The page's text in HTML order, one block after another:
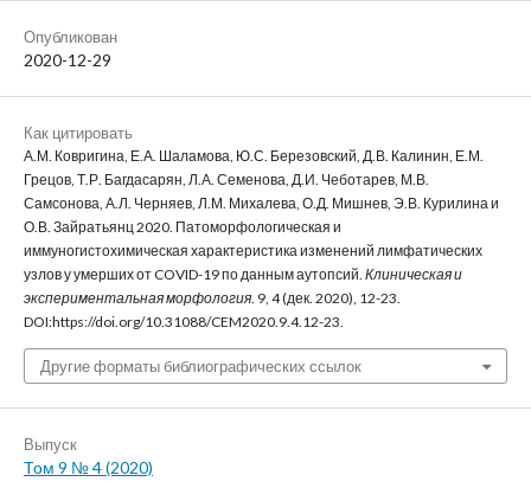
Опубликован
2020-12-29
Как цитировать
А.М. Ковригина, Е.А. Шаламова, Ю.С. Березовский, Д.В. Калинин, Е.М.
Грецов, Т.Р. Багдасарян, Л.А. Семенова, Д.И. Чеботарев, М.В.
Самсонова, А.Л. Черняев, Л.М. Михалева, О.Д. Мишнев, Э.В. Курилина и
О.В. Зайратьянц 2020. Патоморфологическая и
иммуногистохимическая характеристика изменений лимфатических
узлов у умерших от COVID-19 по данным аутопсий. Клиническая и
экспериментальная морфология . 9, 4 (дек. 2020), 12-23.
DOI:https://doi.org/10.31088/CEM2020.9.4.12-23.
Другие форматы библиографических ссылок
Выпуск
Том 9 № 4 (2020)